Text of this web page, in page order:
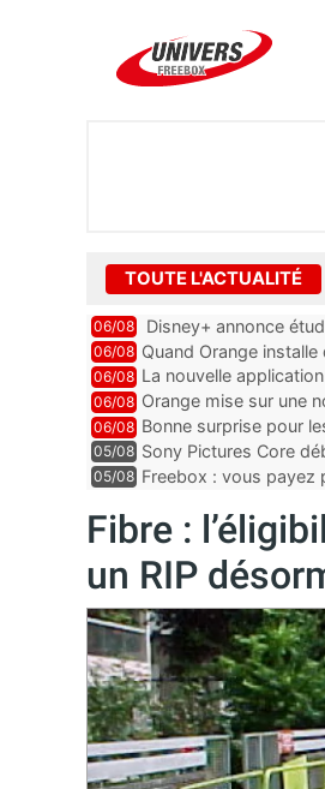
TOUTE L'ACTUALITÉ
06/08 Disney+ annonce
06/08 Quand Orange
06/08 La nouvelle
abonnés Freebox,
06/08 Orange mise sur une
06/08 Bonne surprise pour
inclus
05/08 Sony Pictures Core
05/08 Freebox : vous payez
Fibre :
un RIP